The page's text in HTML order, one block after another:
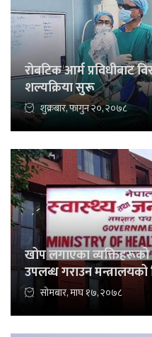
रोबटिक आर्म प्रविधीबाट
शल्यक्रिया सुरू
शुक्रबार, फागुन २०, २०७८
खोप लगाएका
उपलब्ध गराउन मन्त्रालयको
सोमबार, माघ १७, २०७८